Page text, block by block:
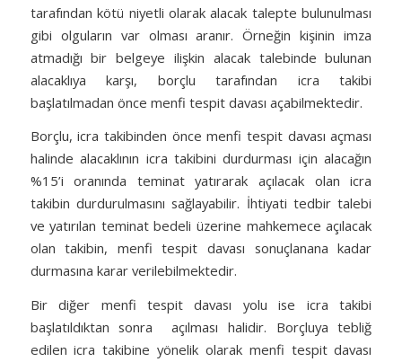
tarafından kötü niyetli olarak alacak talepte bulunulması
gibi olguların var olması aranır. Örneğin kişinin imza
atmadığı bir belgeye ilişkin alacak talebinde bulunan
alacaklıya karşı, borçlu tarafından icra takibi
başlatılmadan önce menfi tespit davası açabilmektedir.
Borçlu, icra takibinden önce menfi tespit davası açması
halinde alacaklının icra takibini durdurması için alacağın
%15’i oranında teminat yatırarak açılacak olan icra
takibin durdurulmasını sağlayabilir. İhtiyati tedbir talebi
ve yatırılan teminat bedeli üzerine mahkemece açılacak
olan takibin, menfi tespit davası sonuçlanana kadar
durmasına karar verilebilmektedir.
Bir diğer menfi tespit davası yolu ise icra takibi
başlatıldıktan sonra açılması halidir. Borçluya tebliğ
edilen icra takibine yönelik olarak menfi tespit davası